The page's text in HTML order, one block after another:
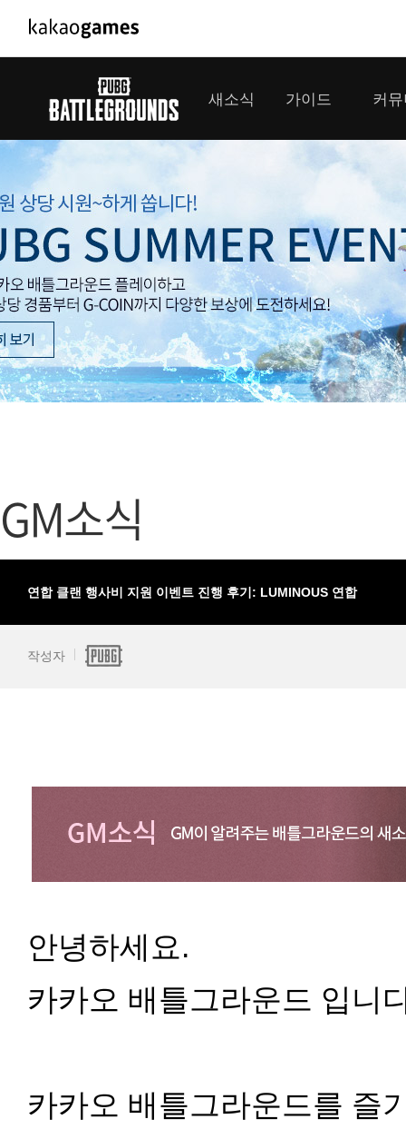
PC/모바일게임
도깨비의세계
아키에이지 워
아레스 : 라이즈 오브 가디언즈
배틀그라
패스 오브
패스 오브
모바일게임
우마무스메 프리티 더비
SMiniz
프렌즈팝콘
프렌즈타운
서비스
내정보
보안센터
새소식
이벤트
업데이트
대회소식
가이드 커
플레이
클랜
모집
GM소식
연합 클랜 행사비 지원 이벤트 진행 후기: LUMINOUS 연합
작성자
안녕하세요.
카카오 배틀그라운드 입니
카카오 배틀그라운드를 즐